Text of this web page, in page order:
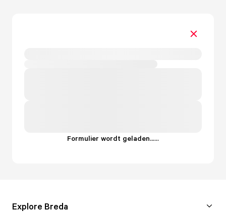
Formulier wordt geladen......
Explore Breda